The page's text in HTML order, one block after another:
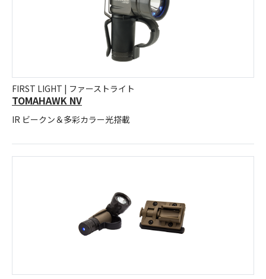
FIRST LIGHT | ファーストライト
TOMAHAWK NV
IR ビークン＆多彩カラー光搭載